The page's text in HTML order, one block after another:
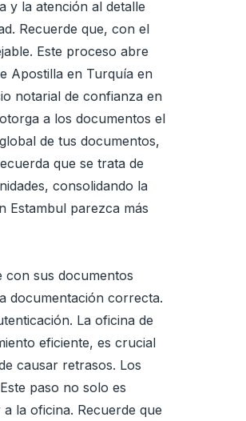
y la atención al detalle
Recuerde que, con el
Este proceso abre
Apostilla en Turquía en
notarial de confianza en
a los documentos el
de tus documentos,
que se trata de
consolidando la
Estambul parezca más
con sus documentos
documentación correcta.
La oficina de
eficiente, es crucial
causar retrasos. Los
paso no solo es
la oficina. Recuerde que